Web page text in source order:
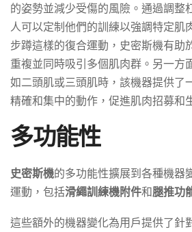
的姿勢並減少受傷的風險。通過調整
人可以定制他們的訓練以強調特定肌
步蹲這樣的復合運動，史密斯機有助
重複並同時吸引多個肌肉群。另一方
如二頭肌或三頭肌時，該機器提供了
精確和集中的動作，促進肌肉招募和
多功能性
史密斯機的多功能性擴展到各種機器
運動，包括滑繩訓練機附件和腿推功
這些額外的機器變化為用戶提供了針